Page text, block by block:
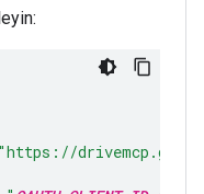
"https://